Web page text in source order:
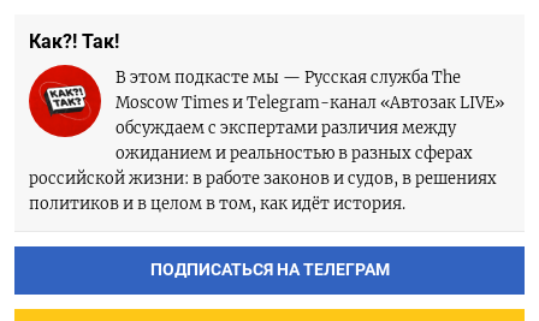
Как?! Так!
В этом подкасте мы — Русская служба The
Moscow Times и Telegram-канал «Автозак LIVE»
обсуждаем с экспертами различия между
ожиданием и реальностью в разных сферах
российской жизни: в работе законов и судов, в решениях
политиков и в целом в том, как идёт история.
ПОДПИСАТЬСЯ НА ТЕЛЕГРАМ